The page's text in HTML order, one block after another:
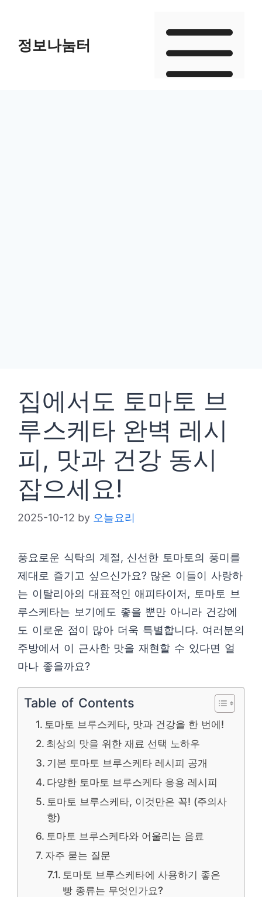
content정보나눔터
집에서도 토마토 브
루스케타 완벽 레시
피, 맛과 건강 동시
잡으세요!
2025-10-12 by 오늘요리
풍요로운 식탁의 계절, 신선한 토마토의 풍미를
제대로 즐기고 싶으신가요? 많은 이들이 사랑하
는 이탈리아의 대표적인 애피타이저, 토마토 브
루스케타는 보기에도 좋을 뿐만 아니라 건강에
도 이로운 점이 많아 더욱 특별합니다. 여러분의
주방에서 이 근사한 맛을 재현할 수 있다면 얼
마나 좋을까요?
Table of Contents
토마토 브루스케타, 맛과 건강을 한 번에!
최상의 맛을 위한 재료 선택 노하우
기본 토마토 브루스케타 레시피 공개
다양한 토마토 브루스케타 응용 레시피
토마토 브루스케타, 이것만은 꼭! (주의사
항)
토마토 브루스케타와 어울리는 음료
자주 묻는 질문
토마토 브루스케타에 사용하기 좋은
빵 종류는 무엇인가요?